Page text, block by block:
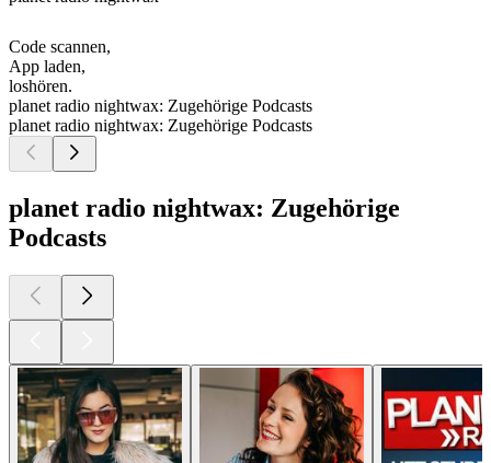
Code scannen,
App laden,
loshören.
planet radio nightwax: Zugehörige Podcasts
planet radio nightwax: Zugehörige Podcasts
planet radio nightwax: Zugehörige
Podcasts